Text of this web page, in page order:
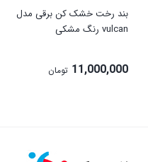
بند رخت خشک کن برقی مدل
vulcan رنگ مشکی
11,000,000 تومان